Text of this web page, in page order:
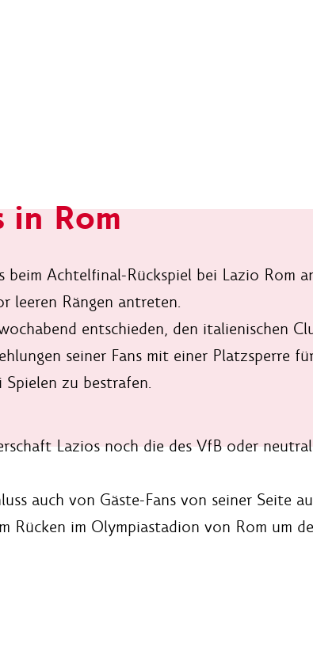
in Rom
Achtelfinal-Rückspiel bei Lazio Rom
leeren Rängen antreten.
entschieden, den italienischen
seiner Fans mit einer Platzsperre
Spielen zu bestrafen.
Lazios noch die des VfB oder
auch von Gäste-Fans von seiner Seite
Rücken im Olympiastadion von Rom um